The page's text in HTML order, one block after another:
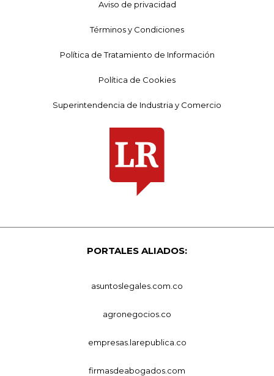
Aviso de privacidad
Términos y Condiciones
Política de Tratamiento de Información
Política de Cookies
Superintendencia de Industria y Comercio
PORTALES ALIADOS:
asuntoslegales.com.co
agronegocios.co
empresas.larepublica.co
firmasdeabogados.com